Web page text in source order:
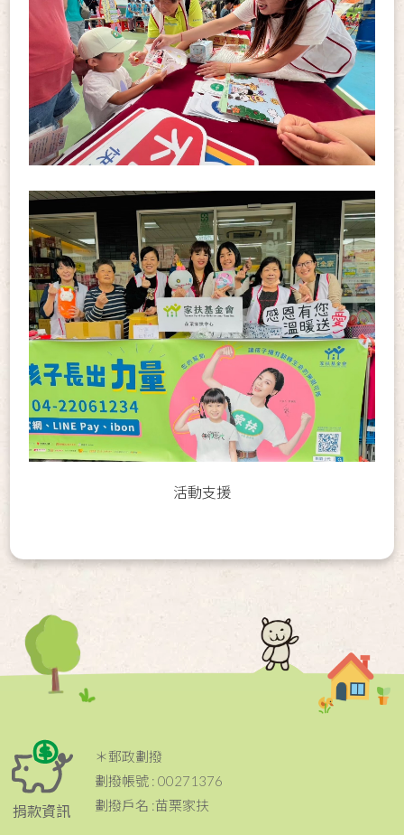
活動支援
捐款資訊
＊郵政劃撥
劃撥帳號 : 00271376
劃撥戶名 :苗栗家扶